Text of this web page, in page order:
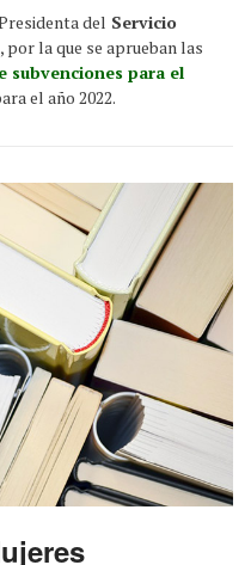
del Servicio
, por la que se aprueban las
subvenciones para el
el año 2022.